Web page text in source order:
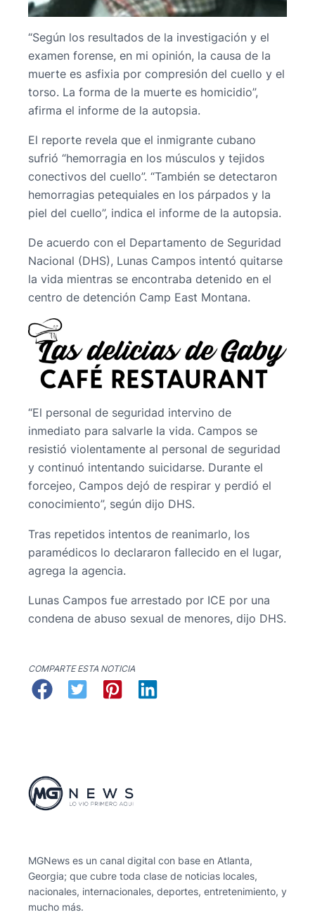
“Según los resultados de la investigación y el
examen forense, en mi opinión, la causa de la
muerte es asfixia por compresión del cuello y el
torso. La forma de la muerte es homicidio”,
afirma el informe de la autopsia.
El reporte revela que el inmigrante cubano
sufrió “hemorragia en los músculos y tejidos
conectivos del cuello”. “También se detectaron
hemorragias petequiales en los párpados y la
piel del cuello”, indica el informe de la autopsia.
De acuerdo con el Departamento de Seguridad
Nacional (DHS), Lunas Campos intentó quitarse
la vida mientras se encontraba detenido en el
centro de detención Camp East Montana.
“El personal de seguridad intervino de
inmediato para salvarle la vida. Campos se
resistió violentamente al personal de seguridad
y continuó intentando suicidarse. Durante el
forcejeo, Campos dejó de respirar y perdió el
conocimiento”, según dijo DHS.
Tras repetidos intentos de reanimarlo, los
paramédicos lo declararon fallecido en el lugar,
agrega la agencia.
Lunas Campos fue arrestado por ICE por una
condena de abuso sexual de menores, dijo DHS.
COMPARTE ESTA NOTICIA
MGNews es un canal digital con base en Atlanta,
Georgia; que cubre toda clase de noticias locales,
nacionales, internacionales, deportes, entretenimiento, y
mucho más.